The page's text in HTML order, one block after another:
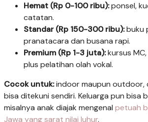
Hemat (Rp 0-100 ribu):ponsel,
catatan.
Standar (Rp 150-300 ribu):buku
pranatacara dan busana rapi.
Premium (Rp 1-3 juta):kursus
plus pelatihan olah vokal.
Cocok untuk:indoor maupun outdoor,
bisa ditekuni sendiri. Keluarga pun bisa
misalnya anak diajak mengenal petuah
Jawa yang sarat nilai luhur.